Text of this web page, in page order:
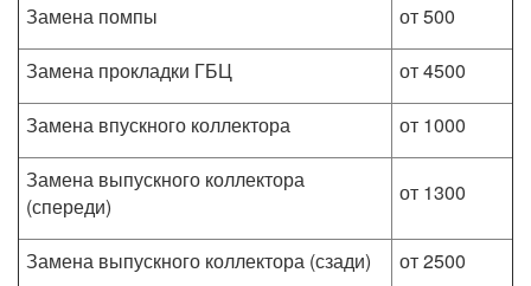
Замена помпы
от 500
Замена прокладки ГБЦ
от 4500
Замена впускного коллектора
от 1000
Замена выпускного коллектора
(спереди)
от 1300
Замена выпускного коллектора (сзади)
от 2500